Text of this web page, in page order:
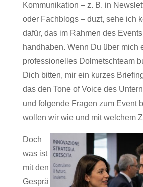
Kommunikation – z. B. in
oder Fachblogs – duzt, sehe ich
dafür, das im Rahmen des
handhaben. Wenn Du über mich
professionelles Dolmetschteam
Dich bitten, mir ein kurzes
das den Tone of Voice des
und folgende Fragen zum Event
wollen wir wie und mit welchem
Doch
was ist
mit den
Gesprä